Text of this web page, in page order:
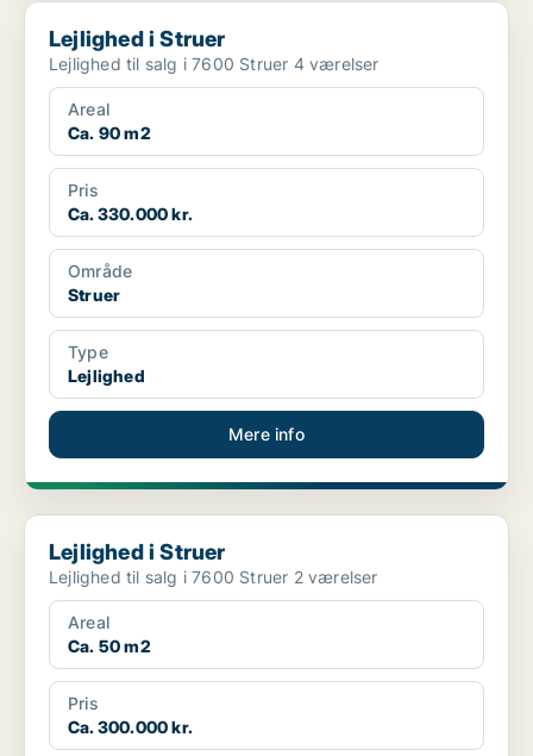
Lejlighed i Struer
Lejlighed i Struer
Lejlighed til salg i 7600 Struer 4 værelser
Areal
Ca. 90 m2
Pris
Ca. 330.000 kr.
Område
Struer
Type
Lejlighed
Mere info
Lejlighed i Struer
Lejlighed i Struer
Lejlighed til salg i 7600 Struer 2 værelser
Areal
Ca. 50 m2
Pris
Ca. 300.000 kr.